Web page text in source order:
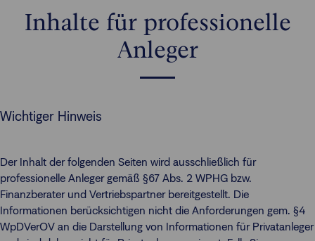
Inhalte für professionelle
Anleger
Wichtiger Hinweis
Der Inhalt der folgenden Seiten wird ausschließlich für
professionelle Anleger gemäß §67 Abs. 2 WPHG bzw.
Finanzberater und Vertriebspartner bereitgestellt. Die
Informationen berücksichtigen nicht die Anforderungen gem. §4
WpDVerOV an die Darstellung von Informationen für Privatanleger